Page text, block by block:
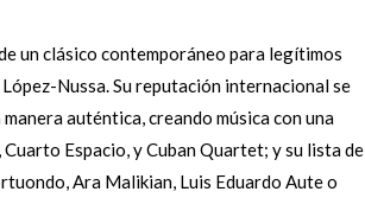
un clásico contemporáneo para legítimos
Nussa. Su reputación internacional se
auténtica, creando música con una
Espacio, y Cuban Quartet; y su lista de
Ara Malikian, Luis Eduardo Aute o